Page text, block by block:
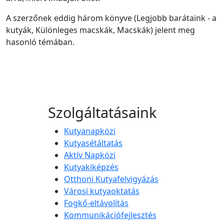
A szerzőnek eddig három könyve (Legjobb barátaink - a
kutyák, Különleges macskák, Macskák) jelent meg
hasonló témában.
Szolgáltatásaink
Kutyanapközi
Kutyasétáltatás
Aktív Napközi
Kutyakiképzés
Otthoni Kutyafelvigyázás
Városi kutyaoktatás
Fogkő-eltávolítás
Kommunikációfejlesztés